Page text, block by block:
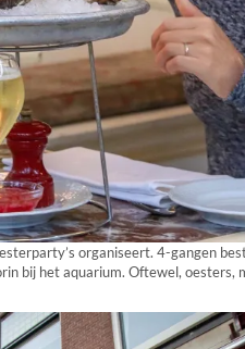
organiseert. 4-gangen
bij het aquarium. Oftewel, oesters,